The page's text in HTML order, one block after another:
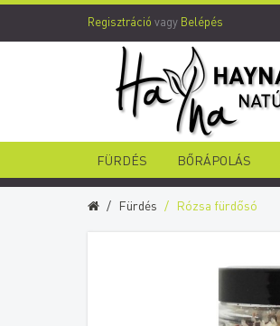
Regisztráció vagy Belépés
FÜRDÉS BŐRÁPOLÁS
Fürdés Rózsa fürdősó